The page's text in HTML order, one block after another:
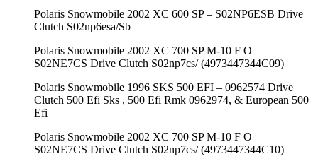
Polaris Snowmobile 2002 XC 600 SP – S02NP6ESB Drive
Clutch S02np6esa/Sb
Polaris Snowmobile 2002 XC 700 SP M-10 F O –
S02NE7CS Drive Clutch S02np7cs/ (4973447344C09)
Polaris Snowmobile 1996 SKS 500 EFI – 0962574 Drive
Clutch 500 Efi Sks , 500 Efi Rmk 0962974, & European 500
Efi
Polaris Snowmobile 2002 XC 700 SP M-10 F O –
S02NE7CS Drive Clutch S02np7cs/ (4973447344C10)